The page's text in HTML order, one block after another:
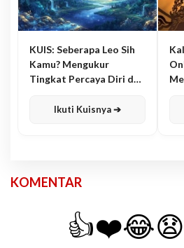
KUIS: Seberapa Leo Sih
Kamu? Mengukur
Tingkat Percaya Diri dan
Ikuti Kuisnya ➔
KOMENTAR
👍❤️😂😧